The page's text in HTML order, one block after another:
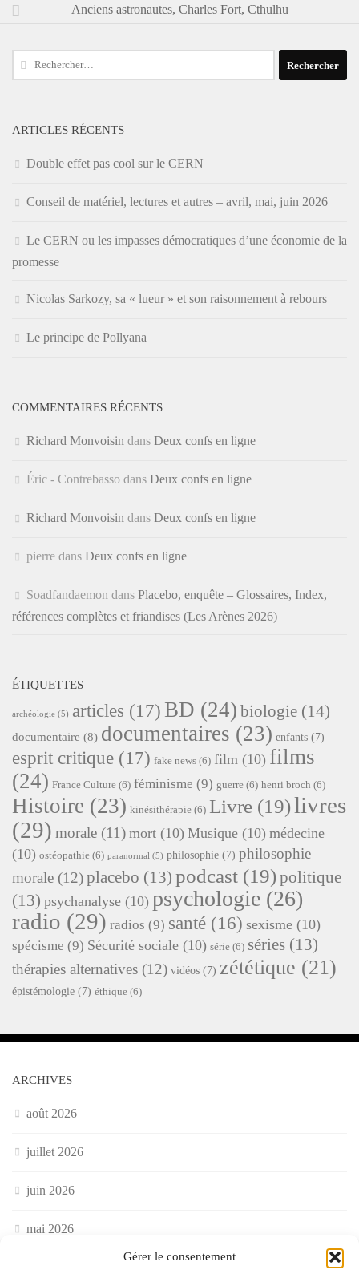
Gérer le consentement
Anciens astronautes, Charles Fort, Cthulhu
Rechercher :
ARTICLES RÉCENTS
Double effet pas cool sur le CERN
Conseil de matériel, lectures et autres – avril, mai, juin 2026
Le CERN ou les impasses démocratiques d’une économie de la
promesse
Nicolas Sarkozy, sa « lueur » et son raisonnement à rebours
Le principe de Pollyana
COMMENTAIRES RÉCENTS
Richard Monvoisin dans Deux confs en ligne
Éric - Contrebasso dans Deux confs en ligne
Richard Monvoisin dans Deux confs en ligne
pierre dans Deux confs en ligne
Soadfandaemon dans Placebo, enquête – Glossaires, Index,
références complètes et friandises (Les Arènes 2026)
ÉTIQUETTES
archéologie (5) articles (17) BD (24) biologie (14)
documentaire (8) documentaires (23) enfants (7)
esprit critique (17) fake news (6) film (10) films
(24) France Culture (6) féminisme (9) guerre (6) henri broch (6)
Histoire (23) kinésithérapie (6) Livre (19)livres
(29) morale (11) mort (10) Musique (10) médecine
(10) ostéopathie (6) paranormal (5) philosophie (7) philosophie
morale (12)placebo (13) podcast (19)politique
(13) psychanalyse (10) psychologie (26)
radio (29) radios (9) santé (16) sexisme (10)
spécisme (9) Sécurité sociale (10) série (6) séries (13)
thérapies alternatives (12) vidéos (7) zététique (21)
épistémologie (7) éthique (6)
ARCHIVES
août 2026
juillet 2026
juin 2026
mai 2026